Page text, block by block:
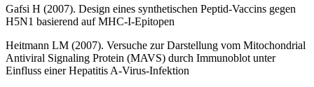
Gafsi H (2007). Design eines synthetischen Peptid-Vaccins gegen
H5N1 basierend auf MHC-I-Epitopen
Heitmann LM (2007). Versuche zur Darstellung vom Mitochondrial
Antiviral Signaling Protein (MAVS) durch Immunoblot unter
Einfluss einer Hepatitis A-Virus-Infektion